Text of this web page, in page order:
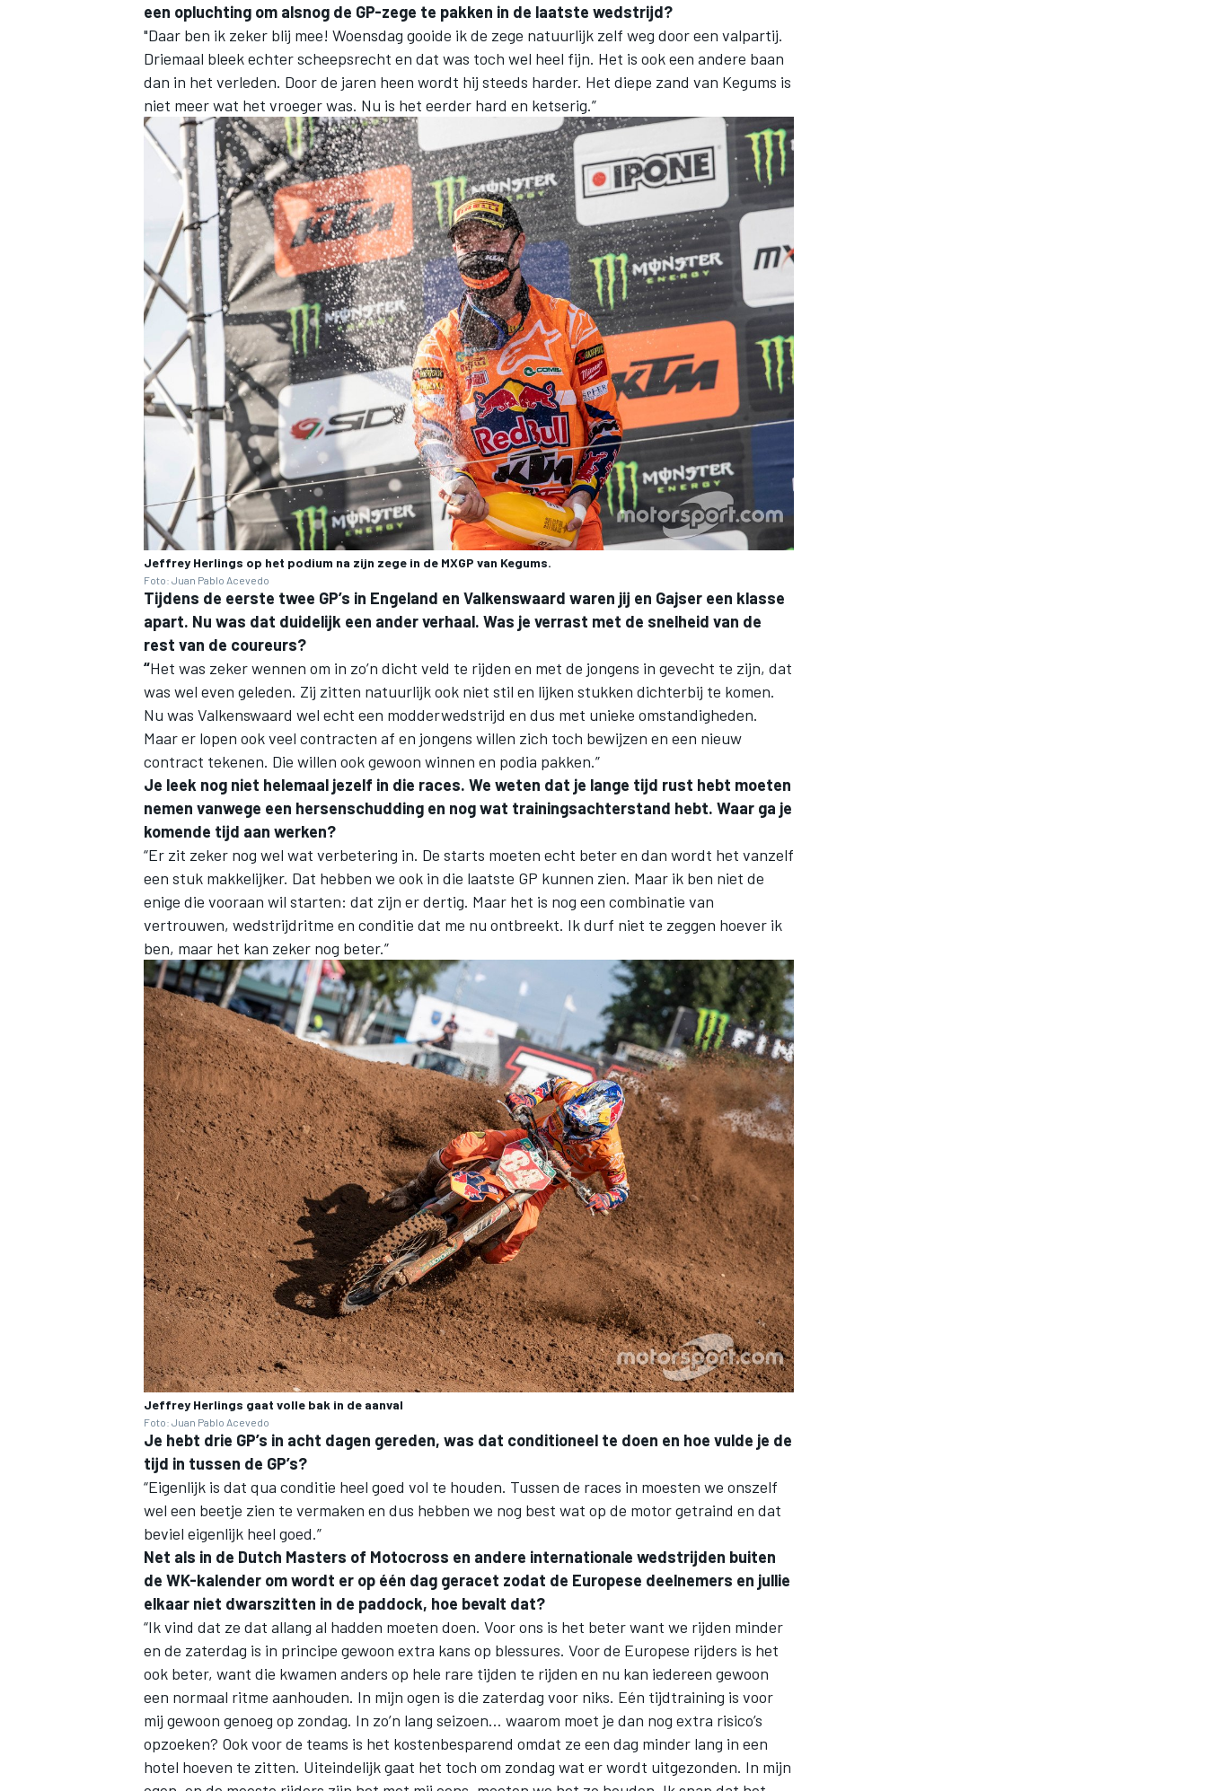
MEER RACEKLASSEN
een opluchting om alsnog de GP-zege te pakken in de laatste wedstrijd?
"Daar ben ik zeker blij mee! Woensdag gooide ik de zege natuurlijk zelf weg door een valpartij.
Driemaal bleek echter scheepsrecht en dat was toch wel heel fijn. Het is ook een andere baan
dan in het verleden. Door de jaren heen wordt hij steeds harder. Het diepe zand van Kegums is
niet meer wat het vroeger was. Nu is het eerder hard en ketserig.”
Jeffrey Herlings op het podium na zijn zege in de MXGP van Kegums.
Foto: Juan Pablo Acevedo
Tijdens de eerste twee GP’s in Engeland en Valkenswaard waren jij en Gajser een klasse
apart. Nu was dat duidelijk een ander verhaal. Was je verrast met de snelheid van de
rest van de coureurs?
“Het was zeker wennen om in zo’n dicht veld te rijden en met de jongens in gevecht te zijn, dat
was wel even geleden. Zij zitten natuurlijk ook niet stil en lijken stukken dichterbij te komen.
Nu was Valkenswaard wel echt een modderwedstrijd en dus met unieke omstandigheden.
Maar er lopen ook veel contracten af en jongens willen zich toch bewijzen en een nieuw
contract tekenen. Die willen ook gewoon winnen en podia pakken.”
Je leek nog niet helemaal jezelf in die races. We weten dat je lange tijd rust hebt moeten
nemen vanwege een hersenschudding en nog wat trainingsachterstand hebt. Waar ga je
komende tijd aan werken?
“Er zit zeker nog wel wat verbetering in. De starts moeten echt beter en dan wordt het vanzelf
een stuk makkelijker. Dat hebben we ook in die laatste GP kunnen zien. Maar ik ben niet de
enige die vooraan wil starten: dat zijn er dertig. Maar het is nog een combinatie van
vertrouwen, wedstrijdritme en conditie dat me nu ontbreekt. Ik durf niet te zeggen hoever ik
ben, maar het kan zeker nog beter.”
Jeffrey Herlings gaat volle bak in de aanval
Foto: Juan Pablo Acevedo
Je hebt drie GP’s in acht dagen gereden, was dat conditioneel te doen en hoe vulde je de
tijd in tussen de GP’s?
“Eigenlijk is dat qua conditie heel goed vol te houden. Tussen de races in moesten we onszelf
wel een beetje zien te vermaken en dus hebben we nog best wat op de motor getraind en dat
beviel eigenlijk heel goed.”
Net als in de Dutch Masters of Motocross en andere internationale wedstrijden buiten
de WK-kalender om wordt er op één dag geracet zodat de Europese deelnemers en jullie
elkaar niet dwarszitten in de paddock, hoe bevalt dat?
“Ik vind dat ze dat allang al hadden moeten doen. Voor ons is het beter want we rijden minder
en de zaterdag is in principe gewoon extra kans op blessures. Voor de Europese rijders is het
ook beter, want die kwamen anders op hele rare tijden te rijden en nu kan iedereen gewoon
een normaal ritme aanhouden. In mijn ogen is die zaterdag voor niks. Eén tijdtraining is voor
mij gewoon genoeg op zondag. In zo’n lang seizoen… waarom moet je dan nog extra risico’s
opzoeken? Ook voor de teams is het kostenbesparend omdat ze een dag minder lang in een
hotel hoeven te zitten. Uiteindelijk gaat het toch om zondag wat er wordt uitgezonden. In mijn